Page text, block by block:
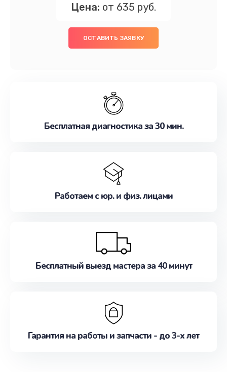
Цена: от 635 руб.
ОСТАВИТЬ ЗАЯВКУ
Бесплатная диагностика за 30 мин.
Работаем с юр. и физ. лицами
Бесплатный выезд мастера за 40 минут
Гарантия на работы и запчасти - до 3-х лет